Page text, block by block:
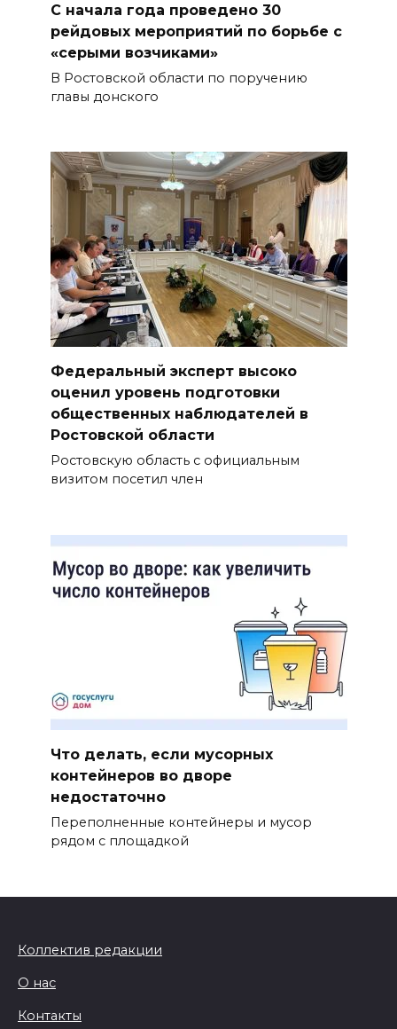
С начала года проведено 30
рейдовых мероприятий по борьбе с
«серыми возчиками»
В Ростовской области по поручению
главы донского
Федеральный эксперт высоко
оценил уровень подготовки
общественных наблюдателей в
Ростовской области
Ростовскую область с официальным
визитом посетил член
Что делать, если мусорных
контейнеров во дворе
недостаточно
Переполненные контейнеры и мусор
рядом с площадкой
Коллектив редакции
О нас
Контакты